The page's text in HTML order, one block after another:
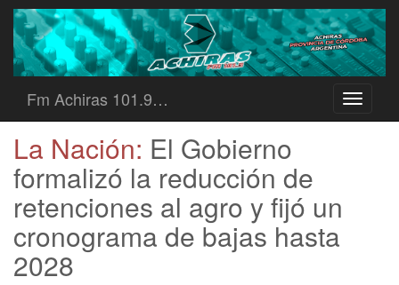
Toggle
Fm Achiras 101.9…
La Nación: El Gobierno
formalizó la reducción de
retenciones al agro y fijó un
cronograma de bajas hasta
2028